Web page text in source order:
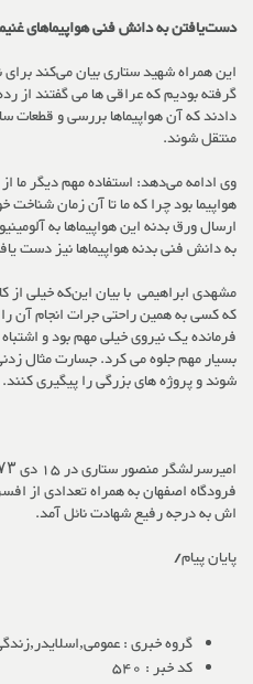
دست‌یافتن به دانش فنی هواپیماهای
این همراه شهید ستاری بیان می‌کند برای
گرفته بودیم که عراقی ها می گفتند
دادند که آن هواپیماها بررسی و قطعات
منتقل شوند.
وی ادامه می‌دهد: استفاده مهم دیگر ما از
هواپیما بود چرا که ما تا آن زمان شناخت
ارسال ورق بدنه این هواپیماها به
به دانش فنی بدنه هواپیماها نیز دست
مشهدی ابراهیمی با بیان این‌که خیلی از
که کسی به همین راحتی جرات انجام آن
فرمانده یک نیروی خیلی مهم بود و
بسیار مهم جلوه می کرد. جسارت مثال
شوند و پروژه های بزرگی را پیگیری کنند.
فرودگاه اصفهان به همراه تعدادی از
اش به درجه رفیع شهادت نائل آمد.
پایان پیام/
گروه خبری :
کد خبر : 540